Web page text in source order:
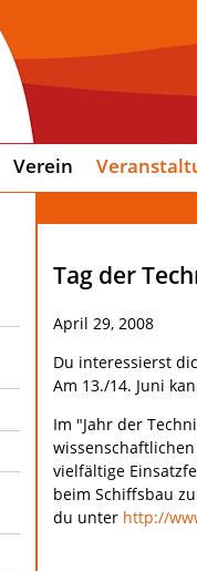
Verein
Tag der
April 29, 2008
Du interessierst
Am 13./14. Juni
Im "Jahr der
vielfältige
beim Schiffsbau
du unter http://